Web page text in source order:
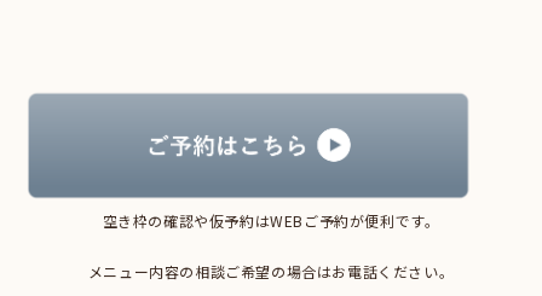
空き枠の確認や仮予約はWEBご予約が便利です。
メニュー内容の相談ご希望の場合はお電話ください。